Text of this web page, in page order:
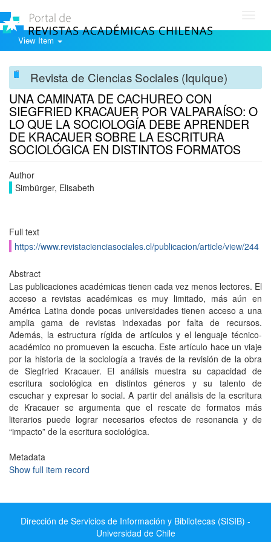
View Item
Revista de Ciencias Sociales (Iquique)
UNA CAMINATA DE CACHUREO CON
SIEGFRIED KRACAUER POR VALPARAÍSO: O
LO QUE LA SOCIOLOGÍA DEBE APRENDER
DE KRACAUER SOBRE LA ESCRITURA
SOCIOLÓGICA EN DISTINTOS FORMATOS
Author
Simbürger, Elisabeth
Full text
https://www.revistacienciasociales.cl/publicacion/article/view/244
Abstract
Las publicaciones académicas tienen cada vez menos lectores. El
acceso a revistas académicas es muy limitado, más aún en
América Latina donde pocas universidades tienen acceso a una
amplia gama de revistas indexadas por falta de recursos.
Además, la estructura rígida de artículos y el lenguaje técnico-
académico no promueven la escucha. Este artículo hace un viaje
por la historia de la sociología a través de la revisión de la obra
de Siegfried Kracauer. El análisis muestra su capacidad de
escritura sociológica en distintos géneros y su talento de
escuchar y expresar lo social. A partir del análisis de la escritura
de Kracauer se argumenta que el rescate de formatos más
literarios puede lograr necesarios efectos de resonancia y de
“impacto” de la escritura sociológica.
Metadata
Show full item record
Dirección de Servicios de Información y Bibliotecas (SISIB) -
Universidad de Chile